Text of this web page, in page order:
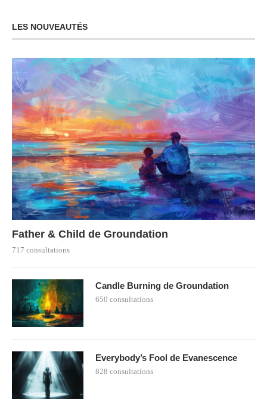
LES NOUVEAUTÉS
Father & Child de Groundation
717 consultations
Candle Burning de Groundation
650 consultations
Everybody’s Fool de Evanescence
828 consultations